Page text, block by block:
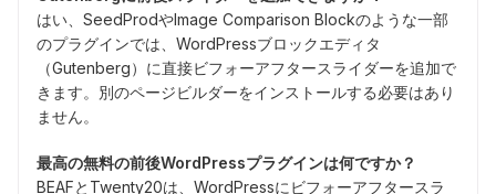
はい、SeedProdやImage Comparison Blockのような一部
のプラグインでは、WordPressブロックエディタ
（Gutenberg）に直接ビフォーアフタースライダーを追加で
きます。別のページビルダーをインストールする必要はあり
ません。
最高の無料の前後WordPressプラグインは何ですか？
BEAFとTwenty20は、WordPressにビフォーアフタースラ